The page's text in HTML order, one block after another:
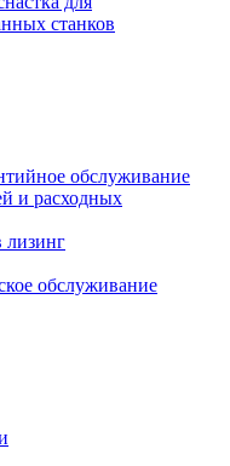
станков
обслуживание
и расходных
лизинг
обслуживание